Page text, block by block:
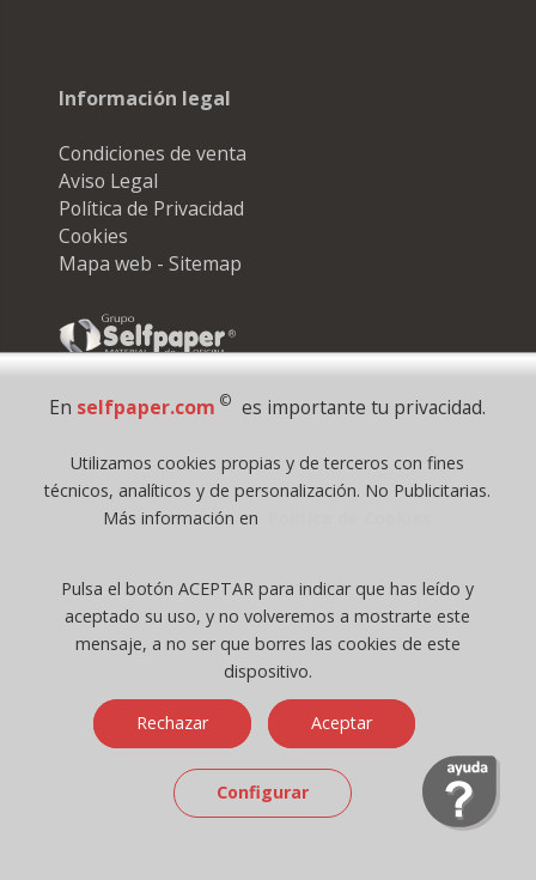
Información legal
Condiciones de venta
Aviso Legal
Política de Privacidad
Cookies
Mapa web - Sitemap
Síguenos en :
Pago Seguro
© 1995 - 2026 Grupo Selfpaper.
Todos los derechos reservados
©selfpaper.com, y las webs de ©gruposelfpaper.org están gestionadas, y
son propiedad de :
Suministros de Oficina Self-Paper, S.L. - C.I.F. B97233654, inscrita en el
En selfpaper.com © es importante tu privacidad.
Utilizamos cookies propias y de terceros con fines
técnicos, analíticos y de personalización. No Publicitarias.
Más información en
Pulsa el botón ACEPTAR para indicar que has leído y
aceptado su uso, y no volveremos a mostrarte este
mensaje, a no ser que borres las cookies de este
dispositivo.
Rechazar Aceptar
Configurar